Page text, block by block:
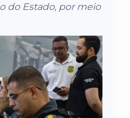
do Estado, por meio